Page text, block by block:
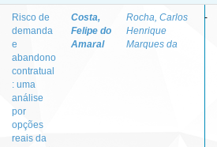
Risco de
demanda
e
abandono
contratual
: uma
análise
por
opções
reais da
Costa,
Felipe do
Amaral
Rocha, Carlos
Henrique
Marques da
-